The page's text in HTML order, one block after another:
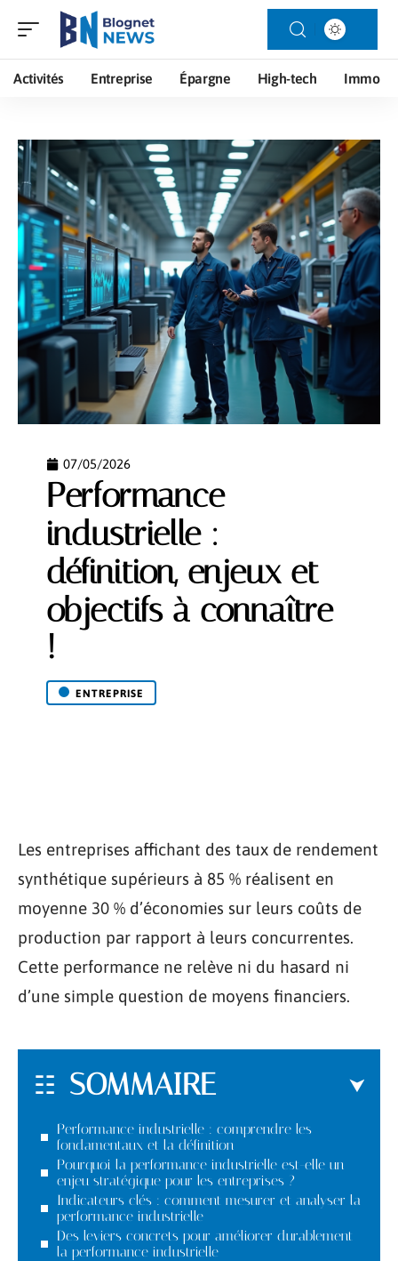
Activités Entreprise Épargne High-tech Immo
07/05/2026
Performance
industrielle :
définition, enjeux et
objectifs à connaître
!
ENTREPRISE
Les entreprises affichant des taux de rendement
synthétique supérieurs à 85 % réalisent en
moyenne 30 % d’économies sur leurs coûts de
production par rapport à leurs concurrentes.
Cette performance ne relève ni du hasard ni
d’une simple question de moyens financiers.
SOMMAIRE
Performance industrielle : comprendre les
fondamentaux et la définition
Pourquoi la performance industrielle est-elle un
enjeu stratégique pour les entreprises ?
Indicateurs clés : comment mesurer et analyser la
performance industrielle
Des leviers concrets pour améliorer durablement
la performance industrielle